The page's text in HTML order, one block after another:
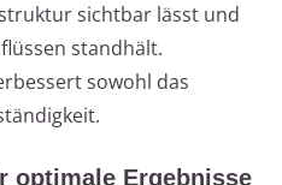
sichtbar lässt und
standhält.
sowohl das
optimale Ergebnisse